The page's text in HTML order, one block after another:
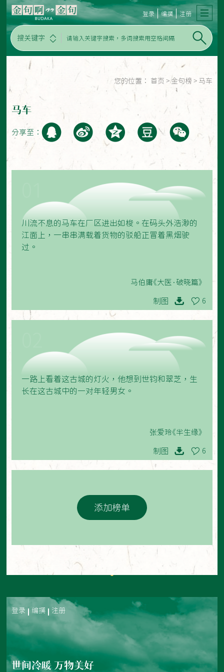
搜关键字
登录 编撰 注册
您的位置： 首页 > 金句榜 > 马车
马车
分享至：
川流不息的马车在厂区进出如梭。在码头外浩渺的
江面上，一串串满载着货物的驳船正冒着黑烟驶
过。
马伯庸《大医·破晓篇》
制图 6
一路上看着这古城的灯火，他想到世钧和翠芝，生
长在这古城中的一对年轻男女。
张爱玲《半生缘》
制图 6
添加榜单
登录 编撰 注册
世间冷暖 万物美好